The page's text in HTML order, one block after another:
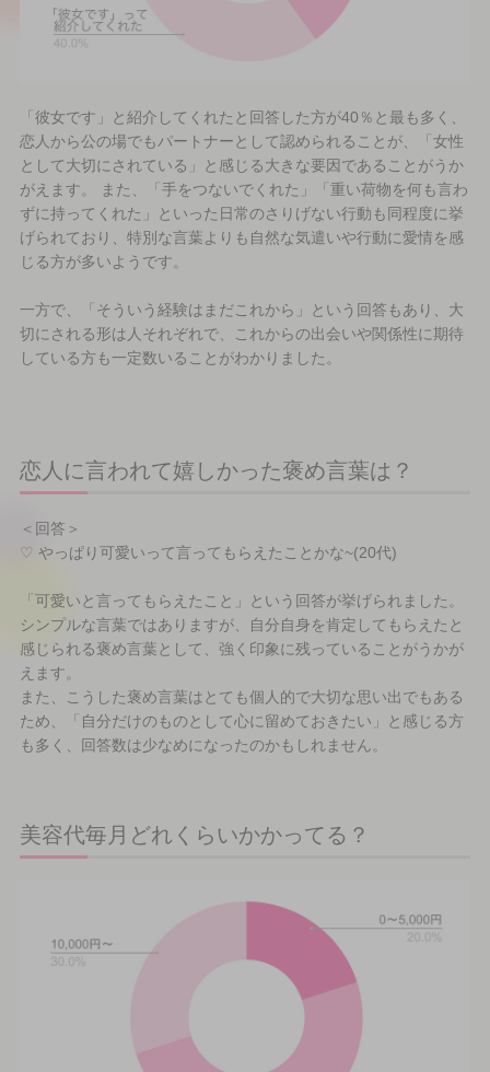
「彼女です」と紹介してくれたと回答した方が40％と最も多く、
恋人から公の場でもパートナーとして認められることが、「女性
として大切にされている」と感じる大きな要因であることがうか
がえます。 また、「手をつないでくれた」「重い荷物を何も言わ
ずに持ってくれた」といった日常のさりげない行動も同程度に挙
げられており、特別な言葉よりも自然な気遣いや行動に愛情を感
じる方が多いようです。
一方で、「そういう経験はまだこれから」という回答もあり、大
切にされる形は人それぞれで、これからの出会いや関係性に期待
している方も一定数いることがわかりました。
恋人に言われて嬉しかった褒め言葉は？
＜回答＞
♡ やっぱり可愛いって言ってもらえたことかな~(20代)
「可愛いと言ってもらえたこと」という回答が挙げられました。
シンプルな言葉ではありますが、自分自身を肯定してもらえたと
感じられる褒め言葉として、強く印象に残っていることがうかが
えます。
また、こうした褒め言葉はとても個人的で大切な思い出でもある
ため、「自分だけのものとして心に留めておきたい」と感じる方
も多く、回答数は少なめになったのかもしれません。
美容代毎月どれくらいかかってる？